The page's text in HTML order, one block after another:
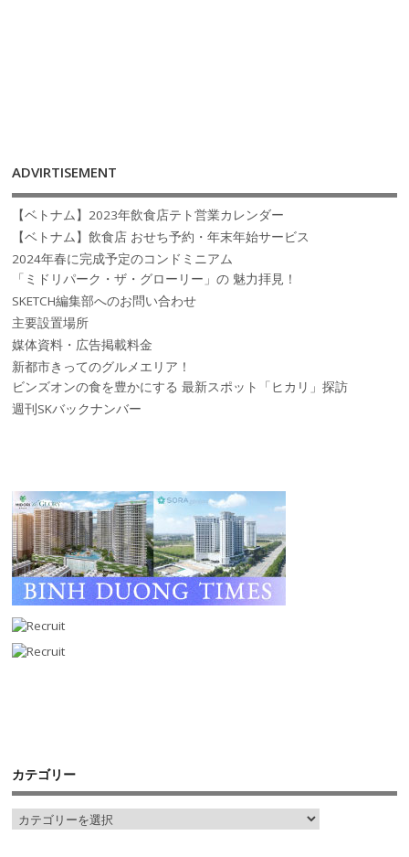
ADVIRTISEMENT
【ベトナム】2023年飲食店テト営業カレンダー
【ベトナム】飲食店 おせち予約・年末年始サービス
2024年春に完成予定のコンドミニアム
「ミドリパーク・ザ・グローリー」の 魅力拝見！
SKETCH編集部へのお問い合わせ
主要設置場所
媒体資料・広告掲載料金
新都市きってのグルメエリア！
ビンズオンの食を豊かにする 最新スポット「ヒカリ」探訪
週刊SKバックナンバー
カテゴリー